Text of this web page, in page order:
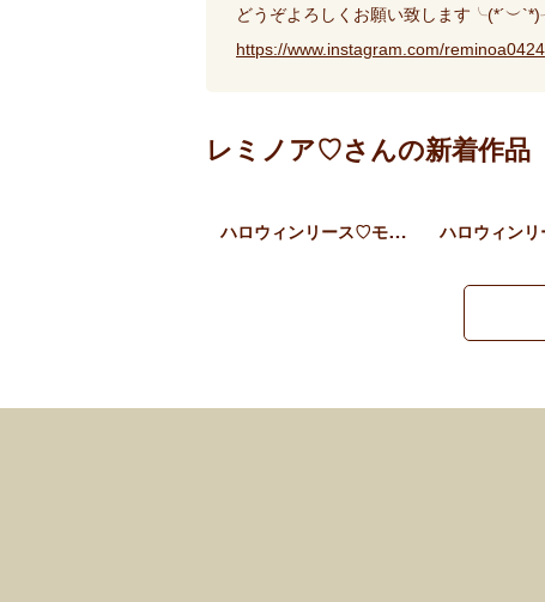
どうぞよろしくお願い致します
https://www.instagram.com/reminoa0424
レミノア♡さんの新着作品
ハロウィンリース♡モコモコ…